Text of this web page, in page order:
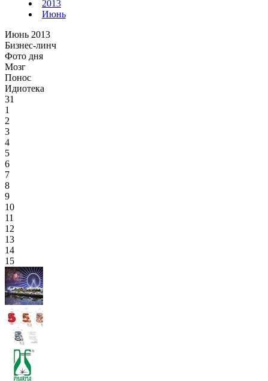
2013
Июнь
Июнь 2013
Бизнес-линч
Фото дня
Мозг
Понос
Идиотека
31
1
2
3
4
5
6
7
8
9
10
11
12
13
14
15